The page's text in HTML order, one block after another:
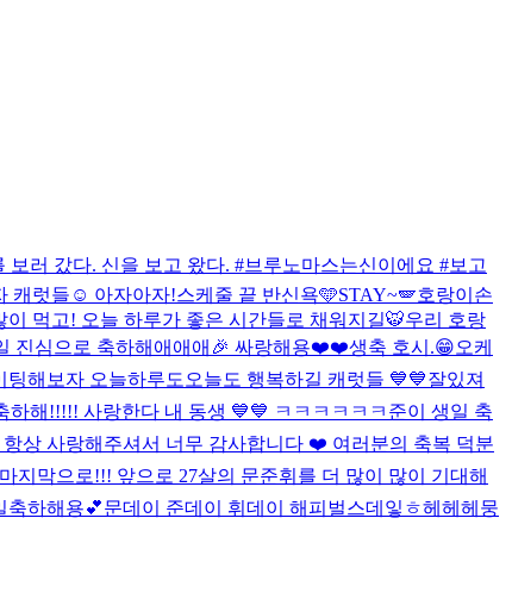
보러 갔다. 신을 보고 왔다. #브루노마스는신이에요 #보고
캐럿들☺️ 아자아자!스케줄 끝 반신욕🩵STAY~🪽호랑이손
먹고! 오늘 하루가 좋은 시간들로 채워지길🐯우리 호랑
진심으로 축하해애애애🎉 싸랑해용❤️❤️생축 호시.😁오케
팅해보자 오늘하루도 오늘도 행복하길 캐럿들 💙💙잘있져
하해!!!!! 사랑한다 내 동생 💙💙 ㅋㅋㅋㅋㅋㅋ 준이 생일 축
상 사랑해주셔서 너무 감사합니다 ❤️ 여러분의 축복 덕분
막으로!!! 앞으로 27살의 문준휘를 더 많이 많이 기대해
축하해용💕문데이 준데이 휘데이 해피벌스데잏ㅎ헤헤헤 뭉